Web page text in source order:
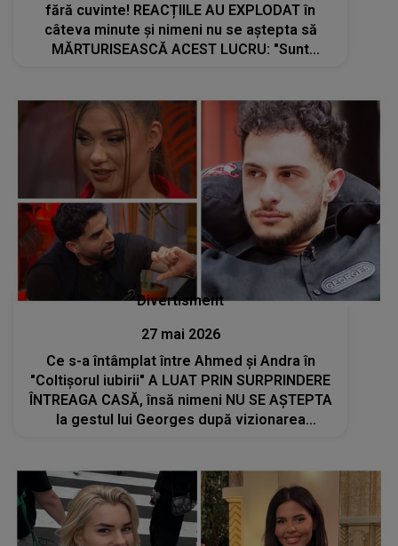
fără cuvinte! REACȚIILE AU EXPLODAT în
câteva minute şi nimeni nu se aştepta să
MĂRTURISEASCĂ ACEST LUCRU: "Sunt
Divertisment
27 mai 2026
Ce s-a întâmplat între Ahmed și Andra în
"Coltișorul iubirii" A LUAT PRIN SURPRINDERE
ÎNTREAGA CASĂ, însă nimeni NU SE AȘTEPTA
la gestul lui Georges după vizionarea